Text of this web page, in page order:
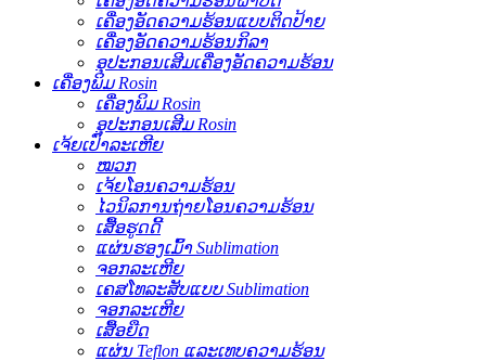
ເຄື່ອງອັດຄວາມຮ້ອນແບບຕິດປ້າຍ
ເຄື່ອງອັດຄວາມຮ້ອນກິລາ
ອຸປະກອນເສີມເຄື່ອງອັດຄວາມຮ້ອນ
ເຄື່ອງພິມ Rosin
ເຄື່ອງພິມ Rosin
ອຸປະກອນເສີມ Rosin
ເຈ້ຍເປົ່າລະເຫີຍ
ໝວກ
ເຈ້ຍໂອນຄວາມຮ້ອນ
ໄວນິລການຖ່າຍໂອນຄວາມຮ້ອນ
ເສື້ອຮູດດີ້
ແຜ່ນຮອງເມົ້າ Sublimation
ຈອກລະເຫີຍ
ເຄສໂທລະສັບແບບ Sublimation
ຈອກລະເຫີຍ
ເສື້ອຍືດ
ແຜ່ນ Teflon ແລະເທບຄວາມຮ້ອນ